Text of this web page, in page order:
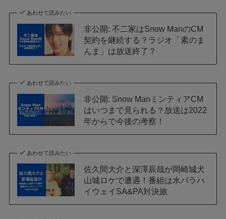
あわせて読みたい
非公開: 不二家はSnow ManのCM
契約を継続する？ラジオ「素のま
んま」は放送終了？
あわせて読みたい
非公開: Snow ManミンティアCM
はいつまで見られる？放送は2022
年からで今後の考察！
あわせて読みたい
佐久間大介と深澤辰哉が岡崎城犬
山城ロケで遭遇！番組は水バラハ
イウェイSA&PA対決旅